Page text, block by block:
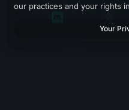
our practices and your rights
Your